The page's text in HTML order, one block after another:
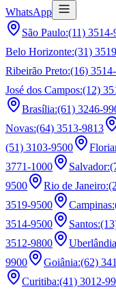
WhatsApp
São Paulo:(11) 3514-
Belo Horizonte:(31)
Ribeirão Preto:(16)
José dos Campos:(12)
Brasília:(61) 3246-
Novas:(64) 3513-9813
(51) 3103-9500
3771-1000
Salvador:
9500
Rio de Janeiro:
3519-9500
Campinas:
3514-9500
Santos:
3512-9800
Uberlândia
9900
Goiânia:(62)
Curitiba:(41) 3012-